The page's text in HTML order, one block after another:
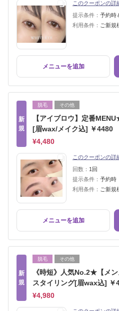
このクーポンの詳
提示条件： 予約時
利用条件： ご新規
メニューを追加
新
規
脱毛 その他
【アイブロウ】定番
[眉wax/メイク込] ￥4480
¥4,480
このクーポンの詳
回数： 1回
提示条件： 予約時
利用条件： ご新規
メニューを追加
新
規
脱毛 その他
《時短》人気No.2★【メ
スタイリング[眉wax込] ￥
¥4,980